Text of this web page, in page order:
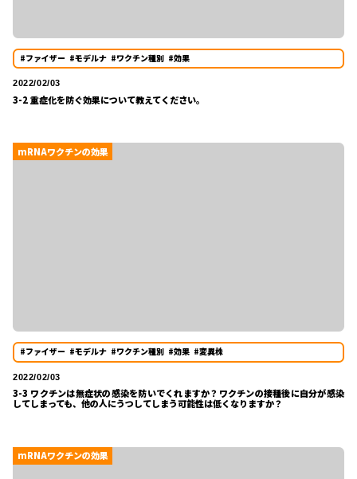
#ファイザー #モデルナ #ワクチン種別 #効果
2022/02/03
3-2 重症化を防ぐ効果について教えてください。
mRNAワクチンの効果
#ファイザー #モデルナ #ワクチン種別 #効果 #変異株
2022/02/03
3-3 ワクチンは無症状の感染を防いでくれますか？ワクチンの接種後に自分が感染
してしまっても、他の人にうつしてしまう可能性は低くなりますか？
mRNAワクチンの効果